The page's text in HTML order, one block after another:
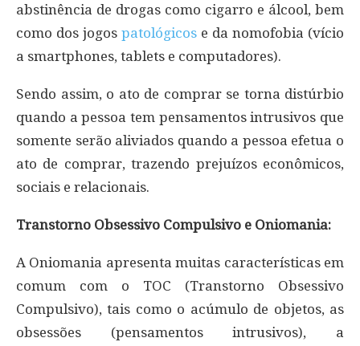
abstinência de drogas como cigarro e álcool, bem
como dos jogos patológicos e da nomofobia (vício
a smartphones, tablets e computadores).
Sendo assim, o ato de comprar se torna distúrbio
quando a pessoa tem pensamentos intrusivos que
somente serão aliviados quando a pessoa efetua o
ato de comprar, trazendo prejuízos econômicos,
sociais e relacionais.
Transtorno Obsessivo Compulsivo e Oniomania:
A Oniomania apresenta muitas características em
comum com o TOC (Transtorno Obsessivo
Compulsivo), tais como o acúmulo de objetos, as
obsessões (pensamentos intrusivos), a